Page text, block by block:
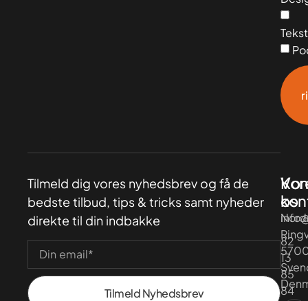
Tilmeld dig vores nyhedsbrev og få de
bedste tilbud, tips & tricks samt nyheder
direkte til din indbakke
Tilmeld Nyhedsbrev
os
82
13
85
84